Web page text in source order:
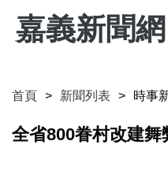
嘉義新聞網
首頁 新聞列表 時事
全省800眷村改建